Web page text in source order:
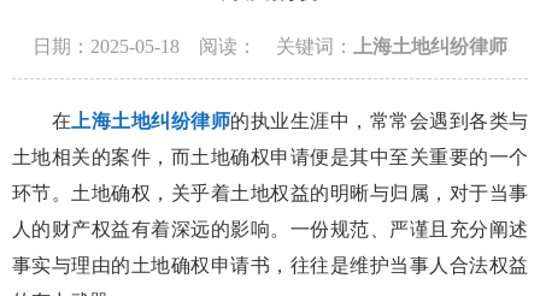
日期：2025-05-18 阅读： 关键词： 上海土地纠纷律师
在 上海土地纠纷律师的执业生涯中，常常会遇到各类与
土地相关的案件，而土地确权申请便是其中至关重要的一个
环节。土地确权，关乎着土地权益的明晰与归属，对于当事
人的财产权益有着深远的影响。一份规范、严谨且充分阐述
事实与理由的土地确权申请书，往往是维护当事人合法权益